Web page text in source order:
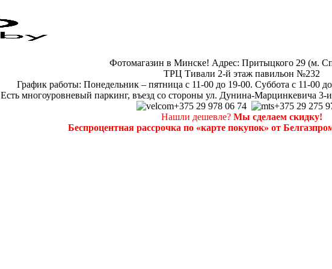
Фотомагазин в Минске! Адрес: Притыцкого 29 (м.
ТРЦ Тивали 2-й этаж павильон №232
График работы: Понедельник – пятница с 11-00 до 19-00. Суббота с 11-00
Есть многоуровневый паркинг, въезд со стороны ул. Дунина-Марцинкевича
+375 29 978 06 74
+375 29 275
Нашли дешевле? Мы сделаем скидку!
Беспроцентная рассрочка по «карте покупок» от